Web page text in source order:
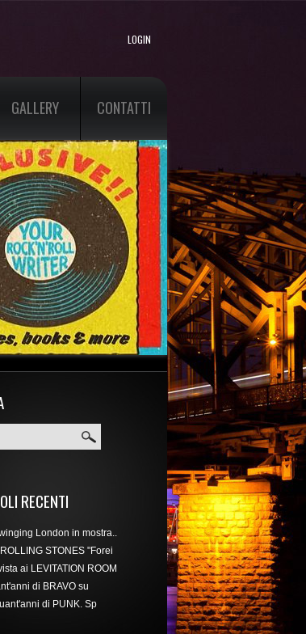
LOGIN
GALLERY CONTATTI
RECENTI
London in mostra..
STONES "Forei
ai LEVITATION ROOM
di BRAVO su
di PUNK. Sp